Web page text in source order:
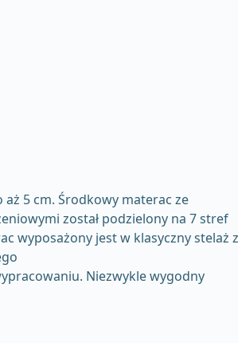
5 cm. Środkowy materac ze
został podzielony na 7 stref
wyposażony jest w klasyczny stelaż z
Niezwykle wygodny